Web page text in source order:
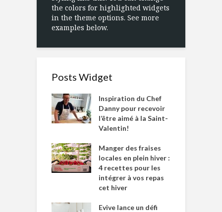
the colors for highlighted widgets
in the theme options. See more
examples below.
Posts Widget
Inspiration du Chef
Danny pour recevoir
l’être aimé à la Saint-
Valentin!
Manger des fraises
locales en plein hiver :
4 recettes pour les
intégrer à vos repas
cet hiver
Evive lance un défi